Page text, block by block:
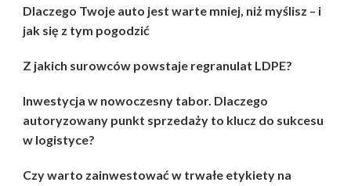
Dlaczego Twoje auto jest warte mniej, niż myślisz – i
jak się z tym pogodzić
Z jakich surowców powstaje regranulat LDPE?
Inwestycja w nowoczesny tabor. Dlaczego
autoryzowany punkt sprzedaży to klucz do sukcesu
w logistyce?
Czy warto zainwestować w trwałe etykiety na